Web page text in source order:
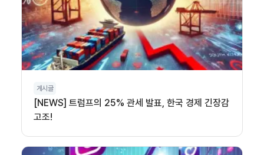
게시글
[NEWS] 트럼프의 25% 관세 발표, 한국 경제 긴장감
고조!